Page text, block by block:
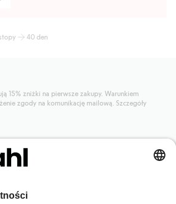
40 den
15% zniżki na pierwsze zakupy. Warunkiem
zgody na komunikację mailową. Szczegóły